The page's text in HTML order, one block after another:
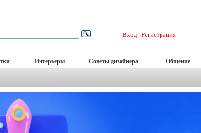
Вход Регистрация
Интерьеры Советы дизайнера Общение